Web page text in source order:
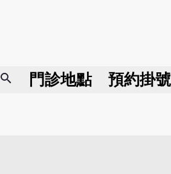
search 門診地點 預約掛號